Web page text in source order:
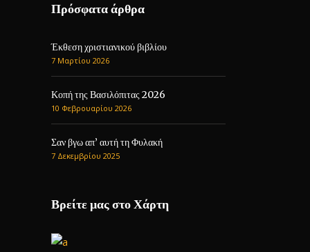
Πρόσφατα άρθρα
Έκθεση χριστιανικού βιβλίου
7 Μαρτίου 2026
Κοπή της Βασιλόπιτας 2026
10 Φεβρουαρίου 2026
Σαν βγω απ’ αυτή τη Φυλακή
7 Δεκεμβρίου 2025
Βρείτε μας στο Χάρτη